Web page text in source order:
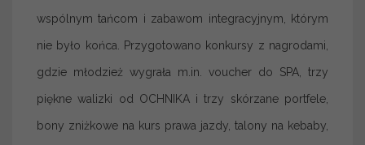
wspólnym tańcom i zabawom integracyjnym, którym
nie było końca. Przygotowano konkursy z nagrodami,
gdzie młodzież wygrała m.in. voucher do SPA, trzy
piękne walizki od OCHNIKA i trzy skórzane portfele,
bony zniżkowe na kurs prawa jazdy, talony na kebaby,